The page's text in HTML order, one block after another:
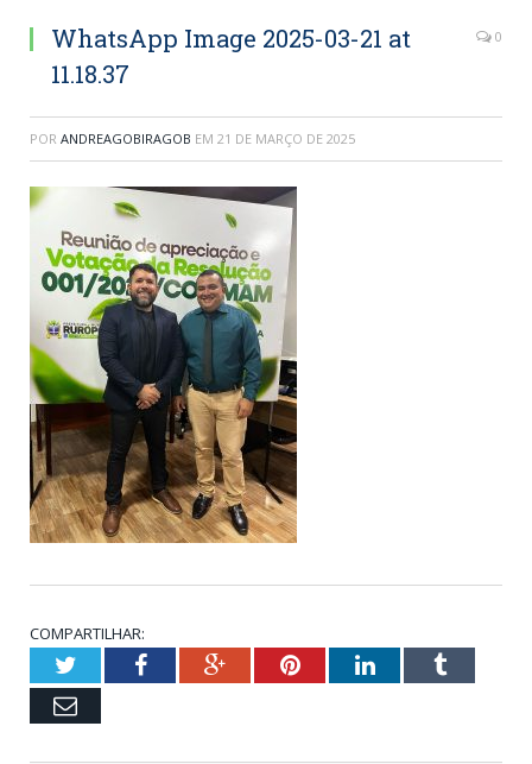
WhatsApp Image 2025-03-21 at
11.18.37
0
POR ANDREAGOBIRAGOB EM 21 DE MARÇO DE 2025
COMPARTILHAR:
TwitterFacebookGoogle+PinterestLinkedInTumblr
Email